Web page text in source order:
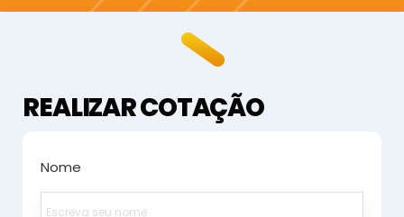
REALIZAR COTAÇÃO
Nome